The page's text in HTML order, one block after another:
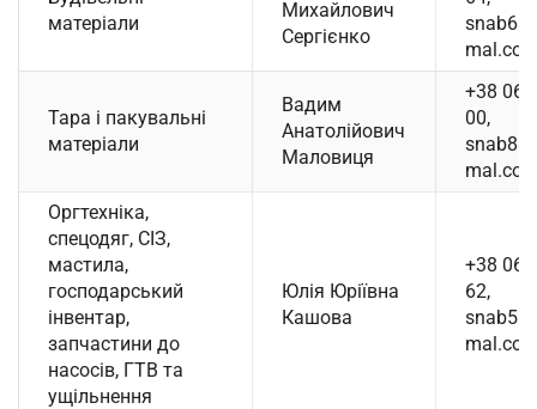
матеріали
Михайлович
Сергієнко
Тара і пакувальні
матеріали
Вадим
Анатолійович
Маловиця
+38
00,
Оргтехніка,
спецодяг, СІЗ,
мастила,
господарський
інвентар,
запчастини до
насосів, ГТВ та
ущільнення
Юлія Юріївна
Кашова
+38
62,